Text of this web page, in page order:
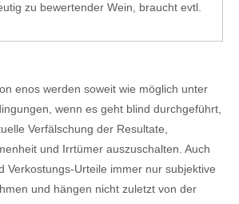
zu bewertender Wein, braucht evtl.
enos werden soweit wie möglich unter
wenn es geht blind durchgeführt,
Verfälschung der Resultate,
und Irrtümer auszuschalten. Auch
Verkostungs-Urteile immer nur subjektive
und hängen nicht zuletzt von der